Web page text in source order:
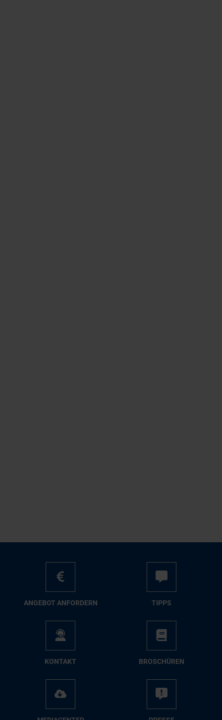
AN­GE­BOT AN­FOR­DERN TIPPS
KON­TAKT BRO­SCHÜ­REN